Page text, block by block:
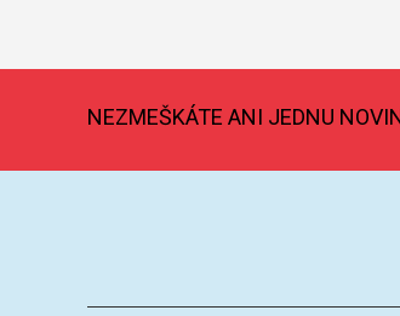
NEZMEŠKÁTE ANI JEDNU